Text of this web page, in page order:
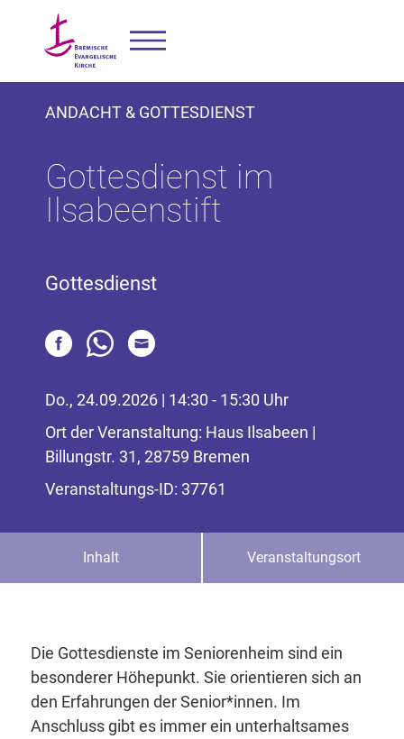
ANDACHT & GOTTESDIENST
Gottesdienst im
Ilsabeenstift
Gottesdienst
Do., 24.09.2026 | 14:30 - 15:30 Uhr
Ort der Veranstaltung: Haus Ilsabeen |
Billungstr. 31, 28759 Bremen
Veranstaltungs-ID: 37761
Inhalt Veranstaltungsort
Die Gottesdienste im Seniorenheim sind ein
besonderer Höhepunkt. Sie orientieren sich an
den Erfahrungen der Senior*innen. Im
Anschluss gibt es immer ein unterhaltsames